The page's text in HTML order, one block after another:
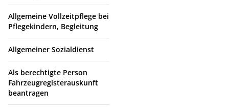
Allgemeine Vollzeitpflege bei
Pflegekindern, Begleitung
Allgemeiner Sozialdienst
Als berechtigte Person
Fahrzeugregisterauskunft
beantragen